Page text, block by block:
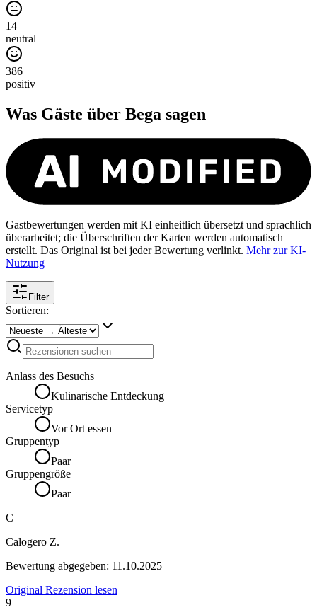
14
neutral
386
positiv
Was Gäste über Bega sagen
Gastbewertungen werden mit KI einheitlich übersetzt und sprachlich
überarbeitet; die Überschriften der Karten werden automatisch
erstellt. Das Original ist bei jeder Bewertung verlinkt. Mehr zur KI-
Nutzung
Filter
Sortieren:
Anlass des Besuchs
Kulinarische Entdeckung
Servicetyp
Vor Ort essen
Gruppentyp
Paar
Gruppengröße
Paar
C
Calogero Z.
Bewertung abgegeben: 11.10.2025
Original Rezension lesen
9